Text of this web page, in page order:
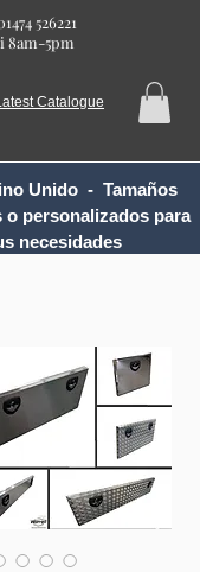
526221
8am-5pm
Catalogue
Unido - Tamaños
personalizados para
necesidades